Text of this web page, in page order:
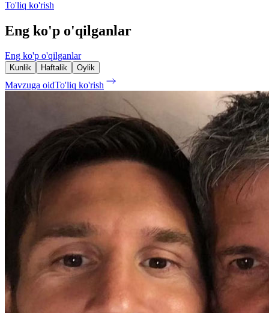
To'liq ko'rish
Eng ko'p o'qilganlar
Eng ko'p o'qilganlar
Kunlik Haftalik Oylik
Mavzuga oidTo'liq ko'rish